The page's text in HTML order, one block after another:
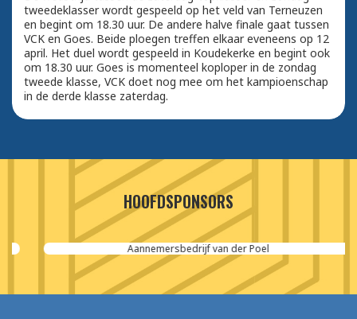
tweedeklasser wordt gespeeld op het veld van Terneuzen
en begint om 18.30 uur. De andere halve finale gaat tussen
VCK en Goes. Beide ploegen treffen elkaar eveneens op 12
april. Het duel wordt gespeeld in Koudekerke en begint ook
om 18.30 uur. Goes is momenteel koploper in de zondag
tweede klasse, VCK doet nog mee om het kampioenschap
in de derde klasse zaterdag.
HOOFDSPONSORS
Aannemersbedrijf van der Poel